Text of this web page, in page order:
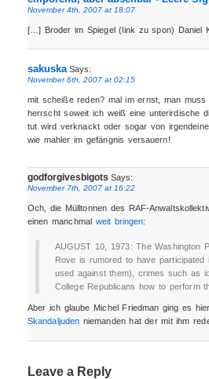
November 4th, 2007 at 18:07
[…] Broder im Spiegel (link zu spon) Daniel
sakuskaSays:
November 6th, 2007 at 02:15
mit scheiße reden? mal im ernst, man
herrscht soweit ich weiß eine unterirdische
tut wird verknackt oder sogar von
wie mahler im gefängnis versauern!
godforgivesbigots Says:
November 7th, 2007 at 16:22
Och, die Mülltonnen des RAF-
einen manchmal weit bringen:
AUGUST 10, 1973: The Washington
Rove is rumored to have participated
used against them), crimes such as
College Republicans how to perform
Aber ich glaube Michel Friedman ging es
Skandaljuden niemanden hat der mit ihm
Leave a Reply